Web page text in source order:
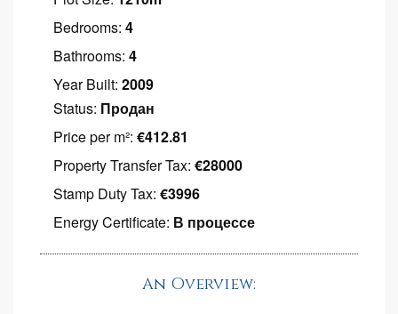
Bedrooms: 4
Bathrooms: 4
Year Built: 2009
Status: Продан
Price per m²: €412.81
Property Transfer Tax: €28000
Stamp Duty Tax: €3996
Energy Certificate: В процессе
An Overview: